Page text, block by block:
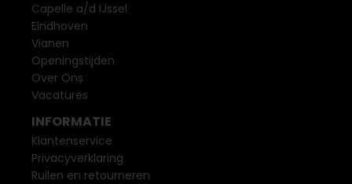
Capelle a/d IJssel
Eindhoven
Vianen
Openingstijden
Over Ons
Vacatures
INFORMATIE
Klantenservice
Privacyverklaring
Ruilen en retourneren